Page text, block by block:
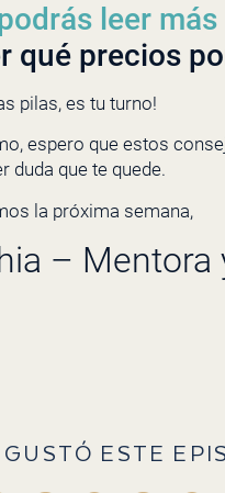
leer
qué precios
pilas, es tu turno!
espero que estos
duda que te quede.
la próxima semana,
– Mentora
ESTE